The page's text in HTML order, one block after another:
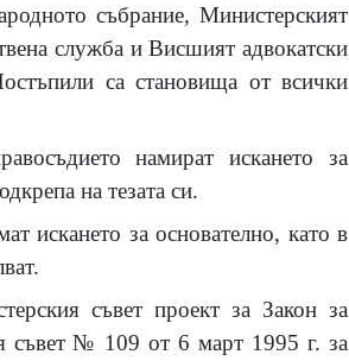
събрание, Министерският
служба и Висшият адвокатски
са становища от всички
намират искането за
на тезата си.
искането за основателно, като в
съвет проект за Закон за
съвет № 109 от 6 март 1995 г. за